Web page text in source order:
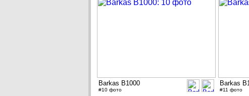
Barkas B1000
#10 фото
Barkas
#11 фото